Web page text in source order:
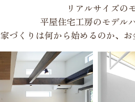
リアルサイズの
平屋住宅工房のモデル
家づくりは何から始めるのか、